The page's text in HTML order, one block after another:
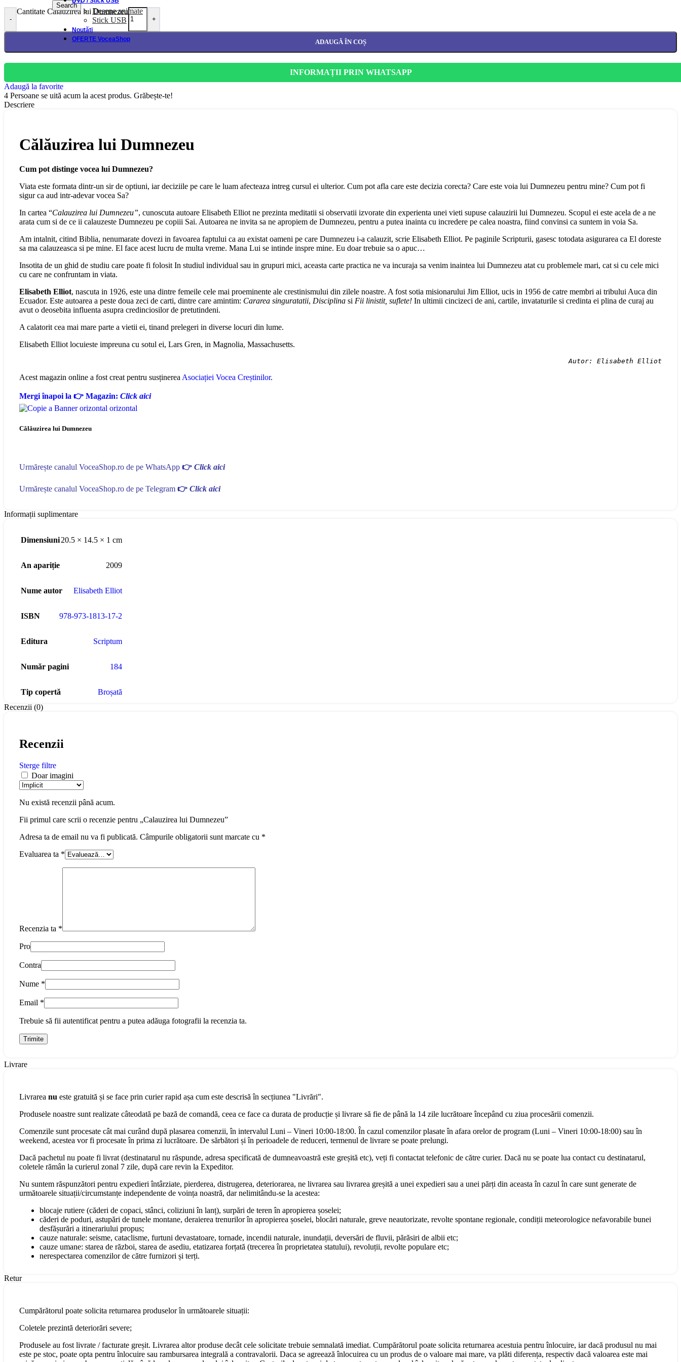
Search
Desene animate
Stick USB
Noutăți
OFERTE VoceaShop
-
Cantitate Calauzirea lui Dumnezeu
+
ADAUGĂ ÎN COȘ
INFORMAȚII PRIN WHATSAPP
Adaugă la favorite
4 Persoane se uită acum la acest produs. Grăbește-te!
Descriere
Călăuzirea lui Dumnezeu
Cum pot distinge vocea lui Dumnezeu?
Viata este formata dintr-un sir de optiuni, iar deciziile pe care le luam afecteaza intreg cursul ei ulterior. Cum pot afla care este decizia corecta? Care este voia lui Dumnezeu pentru mine? Cum pot fi
sigur ca aud intr-adevar vocea Sa?
In cartea “Calauzirea lui Dumnezeu”, cunoscuta autoare Elisabeth Elliot ne prezinta meditatii si observatii izvorate din experienta unei vieti supuse calauzirii lui Dumnezeu. Scopul ei este acela de a ne
arata cum si de ce ii calauzeste Dumnezeu pe copiii Sai. Autoarea ne invita sa ne apropiem de Dumnezeu, pentru a putea inainta cu incredere pe calea noastra, fiind convinsi ca suntem in voia Sa.
Am intalnit, citind Biblia, nenumarate dovezi in favoarea faptului ca au existat oameni pe care Dumnezeu i-a calauzit, scrie Elisabeth Elliot. Pe paginile Scripturii, gasesc totodata asigurarea ca El doreste
sa ma calauzeasca si pe mine. El face acest lucru de multa vreme. Mana Lui se intinde inspre mine. Eu doar trebuie sa o apuc…
Insotita de un ghid de studiu care poate fi folosit In studiul individual sau in grupuri mici, aceasta carte practica ne va incuraja sa venim inaintea lui Dumnezeu atat cu problemele mari, cat si cu cele mici
cu care ne confruntam in viata.
Elisabeth Elliot, nascuta in 1926, este una dintre femeile cele mai proeminente ale crestinismului din zilele noastre. A fost sotia misionarului Jim Elliot, ucis in 1956 de catre membri ai tribului Auca din
Ecuador. Este autoarea a peste doua zeci de carti, dintre care amintim: Cararea singuratatii, Disciplina si Fii linistit, suflete! In ultimii cincizeci de ani, cartile, invataturile si credinta ei plina de curaj au
avut o deosebita influenta asupra credinciosilor de pretutindeni.
A calatorit cea mai mare parte a vietii ei, tinand prelegeri in diverse locuri din lume.
Elisabeth Elliot locuieste impreuna cu sotul ei, Lars Gren, in Magnolia, Massachusetts.
Autor: Elisabeth Elliot
Acest magazin online a fost creat pentru susținereaAsociației Vocea Creștinilor.
Mergi înapoi la 👉 Magazin: Click aici
Călăuzirea lui Dumnezeu
Urmărește canalul VoceaShop.ro de pe WhatsApp 👉 Click aici
Urmărește canalul VoceaShop.ro de pe Telegram 👉 Click aici
Informații suplimentare
Dimensiuni20.5 × 14.5 × 1 cm
An apariție 2009
Nume autor Elisabeth Elliot
ISBN 978-973-1813-17-2
Editura Scriptum
Număr pagini 184
Tip copertă
Broșată
Recenzii (0)
Recenzii
Sterge filtre
Doar imagini
Nu există recenzii până acum.
Fii primul care scrii o recenzie pentru „Calauzirea lui Dumnezeu”
Adresa ta de email nu va fi publicată. Câmpurile obligatorii sunt marcate cu *
Evaluarea ta *
Recenzia ta *
Pro
Contra
Nume *
Email *
Trebuie să fii autentificat pentru a putea adăuga fotografii la recenzia ta.
Livrare
Livrarea nu este gratuită și se face prin curier rapid așa cum este descrisă în secțiunea "Livrări".
Produsele noastre sunt realizate câteodată pe bază de comandă, ceea ce face ca durata de producție și livrare să fie de până la 14 zile lucrătoare începând cu ziua procesării comenzii.
Comenzile sunt procesate cât mai curând după plasarea comenzii, în intervalul Luni – Vineri 10:00-18:00. În cazul comenzilor plasate în afara orelor de program (Luni – Vineri 10:00-18:00) sau în
weekend, acestea vor fi procesate în prima zi lucrătoare. De sărbători și în perioadele de reduceri, termenul de livrare se poate prelungi.
Dacă pachetul nu poate fi livrat (destinatarul nu răspunde, adresa specificată de dumneavoastră este greșită etc), veți fi contactat telefonic de către curier. Dacă nu se poate lua contact cu destinatarul,
coletele rămân la curierul zonal 7 zile, după care revin la Expeditor.
Nu suntem răspunzători pentru expedieri întârziate, pierderea, distrugerea, deteriorarea, ne livrarea sau livrarea greșită a unei expedieri sau a unei părți din aceasta în cazul în care sunt generate de
următoarele situații/circumstanțe independente de voința noastră, dar nelimitându-se la acestea:
blocaje rutiere (căderi de copaci, stânci, coliziuni în lanț), surpări de teren în apropierea șoselei;
căderi de poduri, astupări de tunele montane, deraierea trenurilor în apropierea șoselei, blocări naturale, greve neautorizate, revolte spontane regionale, condiții meteorologice nefavorabile bunei
desfășurări a itinerariului propus;
cauze naturale: seisme, cataclisme, furtuni devastatoare, tornade, incendii naturale, inundații, deversări de fluvii, părăsiri de albii etc;
cauze umane: starea de război, starea de asediu, etatizarea forțată (trecerea în proprietatea statului), revoluții, revolte populare etc;
nerespectarea comenzilor de către furnizori și terți.
Retur
Cumpărătorul poate solicita returnarea produselor în următoarele situații:
Coletele prezintă deteriorări severe;
Produsele au fost livrate / facturate greșit. Livrarea altor produse decât cele solicitate trebuie semnalată imediat. Cumpărătorul poate solicita returnarea acestuia pentru înlocuire, iar dacă produsul nu mai
este pe stoc, poate opta pentru înlocuire sau rambursarea integrală a contravalorii. Daca se agreează înlocuirea cu un produs de o valoare mai mare, va plăti diferența, respectiv dacă valoarea este mai